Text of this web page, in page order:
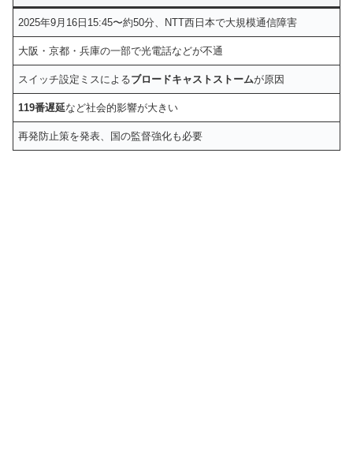
2025年9月16日15:45〜約50分、NTT西日本で大規模通信障害
大阪・京都・兵庫の一部で光電話などが不通
スイッチ設定ミスによるブロードキャストストームが原因
119番遅延など社会的影響が大きい
再発防止策を発表、国の監督強化も必要